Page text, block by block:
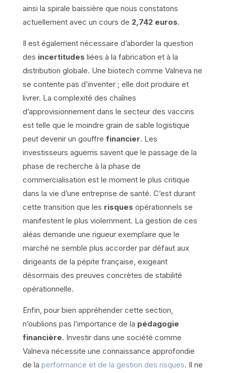
ainsi la spirale baissière que nous constatons
actuellement avec un cours de 2,742 euros.
Il est également nécessaire d’aborder la question
des incertitudes liées à la fabrication et à la
distribution globale. Une biotech comme Valneva ne
se contente pas d’inventer ; elle doit produire et
livrer. La complexité des chaînes
d’approvisionnement dans le secteur des vaccins
est telle que le moindre grain de sable logistique
peut devenir un gouffre financier. Les
investisseurs aguerris savent que le passage de la
phase de recherche à la phase de
commercialisation est le moment le plus critique
dans la vie d’une entreprise de santé. C’est durant
cette transition que les risques opérationnels se
manifestent le plus violemment. La gestion de ces
aléas demande une rigueur exemplaire que le
marché ne semble plus accorder par défaut aux
dirigeants de la pépite française, exigeant
désormais des preuves concrètes de stabilité
opérationnelle.
Enfin, pour bien appréhender cette section,
n’oublions pas l’importance de la pédagogie
financière. Investir dans une société comme
Valneva nécessite une connaissance approfondie
de la performance et de la gestion des risques. Il ne